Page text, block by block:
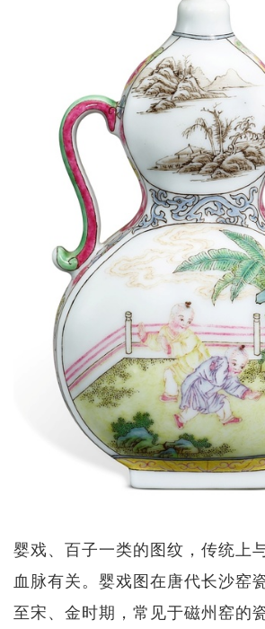
婴戏、百子一类的图纹，传统上
血脉有关。婴戏图在唐代长沙窑
至宋、金时期，常见于磁州窑的